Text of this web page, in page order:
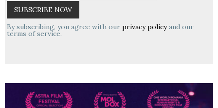
By subscribing, you agree with our privacy policyand our
terms of service.